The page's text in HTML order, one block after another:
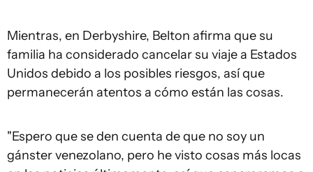
Mientras, en Derbyshire, Belton afirma que su
familia ha considerado cancelar su viaje a Estados
Unidos debido a los posibles riesgos, así que
permanecerán atentos a cómo están las cosas.
"Espero que se den cuenta de que no soy un
gánster venezolano, pero he visto cosas más locas